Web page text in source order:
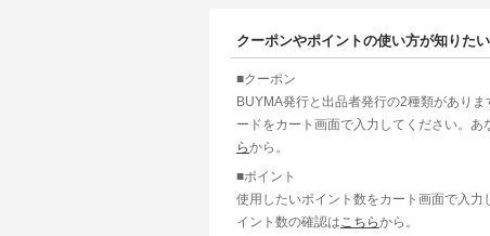
クーポンやポイントの使い方が知りたい
■クーポン
BUYMA発行と出品者発行の2種類があり
ードをカート画面で入力してください。あ
らから。
■ポイント
使用したいポイント数をカート画面で入力
イント数の確認は こちらから。